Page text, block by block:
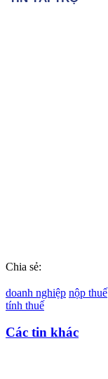
Chia sẻ:
doanh nghiệp nộp thuế
tính thuế
Các tin khác